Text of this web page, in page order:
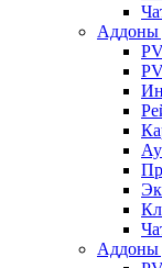
Аддоны
Аддоны